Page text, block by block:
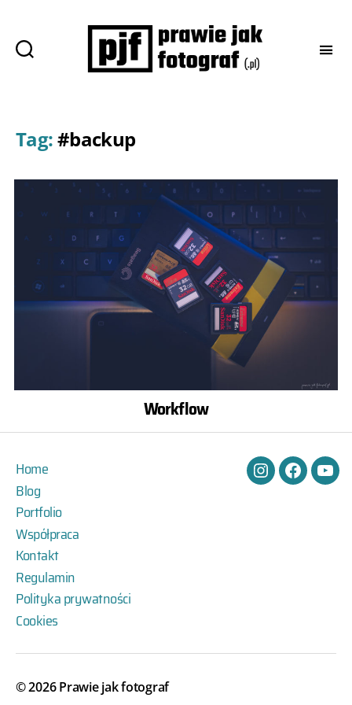
Tag:#backup
Workflow
Home
Blog
Portfolio
Współpraca
Kontakt
Regulamin
Polityka prywatności
Cookies
Instagram
Facebook
© 2026Prawie jak fotograf